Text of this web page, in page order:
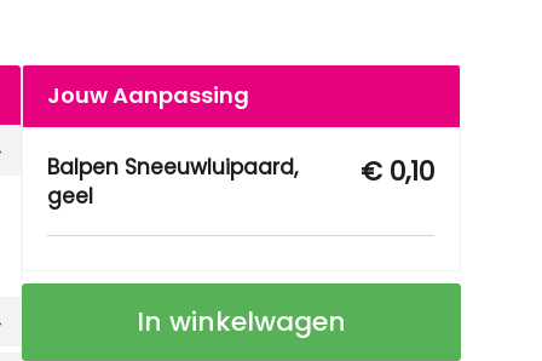
Jouw Aanpassing
Balpen Sneeuwluipaard,
geel
€ 0,10
Balpen
Op
In winkelwagen